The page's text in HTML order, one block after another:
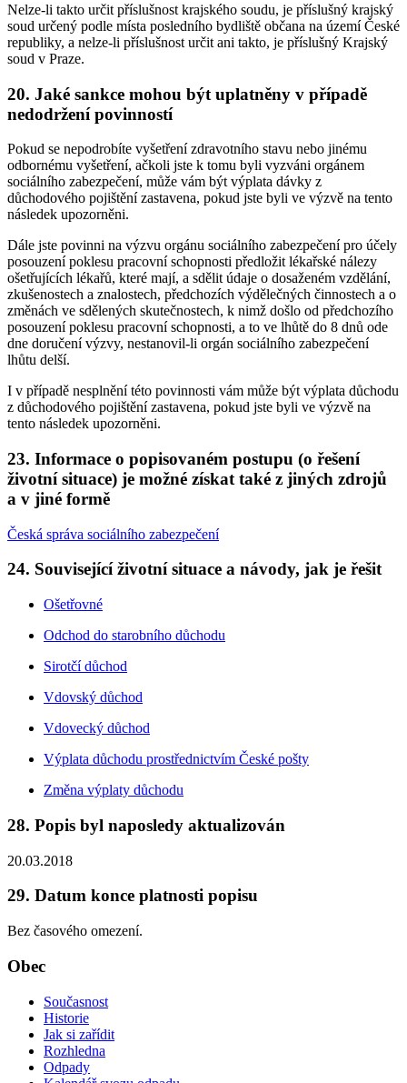
Nelze-li takto určit příslušnost krajského soudu, je příslušný krajský
soud určený podle místa posledního bydliště občana na území České
republiky, a nelze-li příslušnost určit ani takto, je příslušný Krajský
soud v Praze.
20. Jaké sankce mohou být uplatněny v případě
nedodržení povinností
Pokud se nepodrobíte vyšetření zdravotního stavu nebo jinému
odbornému vyšetření, ačkoli jste k tomu byli vyzváni orgánem
sociálního zabezpečení, může vám být výplata dávky z
důchodového pojištění zastavena, pokud jste byli ve výzvě na tento
následek upozorněni.
Dále jste povinni na výzvu orgánu sociálního zabezpečení pro účely
posouzení poklesu pracovní schopnosti předložit lékařské nálezy
ošetřujících lékařů, které mají, a sdělit údaje o dosaženém vzdělání,
zkušenostech a znalostech, předchozích výdělečných činnostech a o
změnách ve sdělených skutečnostech, k nimž došlo od předchozího
posouzení poklesu pracovní schopnosti, a to ve lhůtě do 8 dnů ode
dne doručení výzvy, nestanovil-li orgán sociálního zabezpečení
lhůtu delší.
I v případě nesplnění této povinnosti vám může být výplata důchodu
z důchodového pojištění zastavena, pokud jste byli ve výzvě na
tento následek upozorněni.
23. Informace o popisovaném postupu (o řešení
životní situace) je možné získat také z jiných zdrojů
a v jiné formě
Česká správa sociálního zabezpečení
24. Související životní situace a návody, jak je řešit
Ošetřovné
Odchod do starobního důchodu
Sirotčí důchod
Vdovský důchod
Vdovecký důchod
Výplata důchodu prostřednictvím České pošty
Změna výplaty důchodu
28. Popis byl naposledy aktualizován
20.03.2018
29. Datum konce platnosti popisu
Bez časového omezení.
Obec
Současnost
Historie
Jak si zařídit
Rozhledna
Odpady